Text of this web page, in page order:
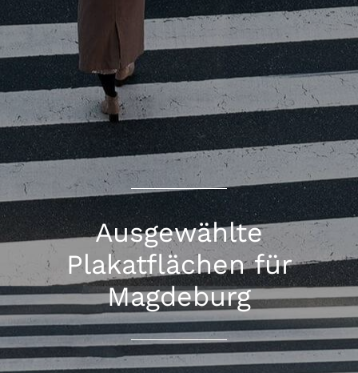
Ausgewählte
Plakatflächen für
Magdeburg